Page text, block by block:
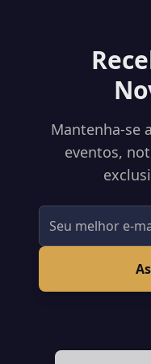
Mantenha-se
eventos,